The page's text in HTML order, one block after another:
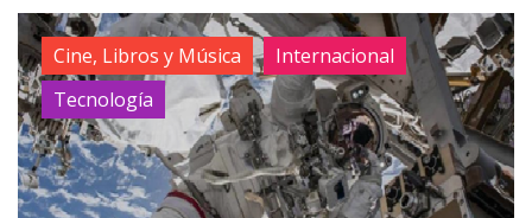
Cine, Libros y Música
Internacional
Tecnología